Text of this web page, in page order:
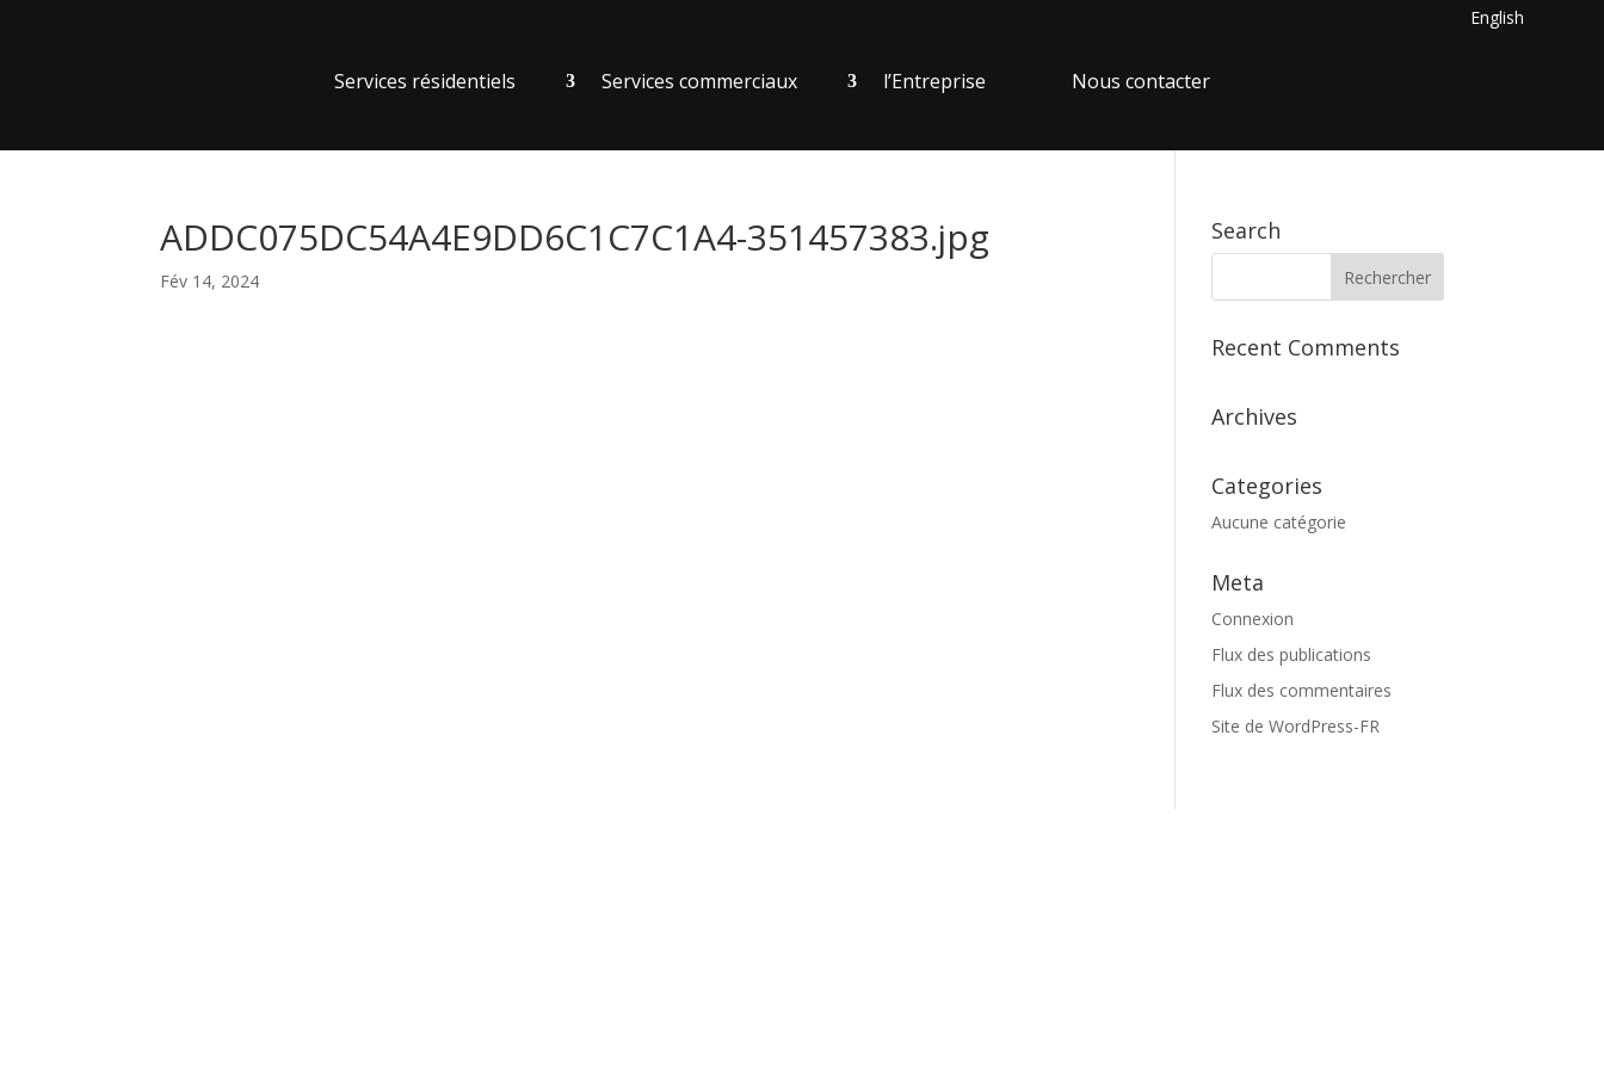
English
Services résidentiels Services commerciaux l’Entreprise Nous contacter
ADDC075DC54A4E9DD6C1C7C1A4-351457383.jpg
Fév 14, 2024
Search
Recent Comments
Archives
Categories
Aucune catégorie
Meta
Connexion
Flux des publications
Flux des commentaires
Site de WordPress-FR